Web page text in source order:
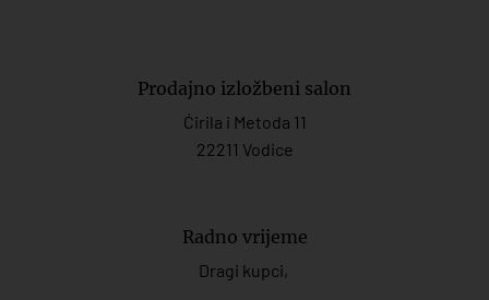
Prodajno izložbeni salon
Ćirila i Metoda 11
22211 Vodice
Radno vrijeme
Dragi kupci,